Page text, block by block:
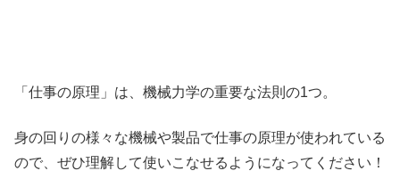
「仕事の原理」は、機械力学の重要な法則の1つ。
身の回りの様々な機械や製品で仕事の原理が使われている
ので、ぜひ理解して使いこなせるようになってください！